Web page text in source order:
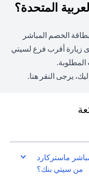
المتحدة؟
الخصم المباشر
زيارة أقرب فرع لسيتي
يرجى النقرهناnew tab.
ماستركارد
من سيتي بنك؟